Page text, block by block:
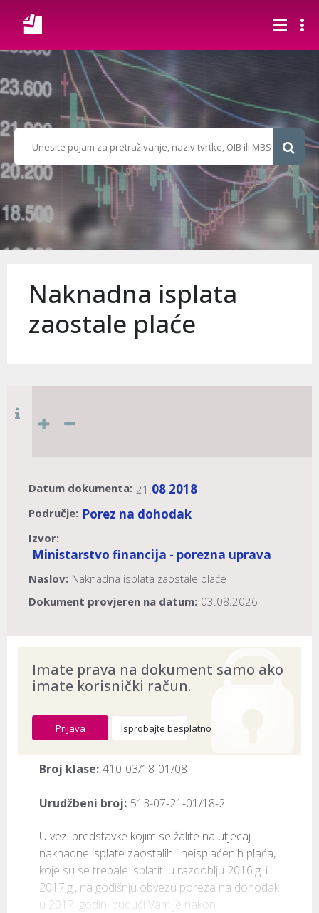
Naknadna isplata
zaostale plaće
Datum dokumenta: 21.08.2018
Područje: Porez na dohodak
Izvor:
Ministarstvo financija - porezna uprava
Naslov: Naknadna isplata zaostale plaće
Dokument provjeren na datum: 03.08.2026
Imate prava na dokument samo ako
imate korisnički račun.
Prijava Isprobajte besplatno
Broj klase: 410-03/18-01/08
Urudžbeni broj: 513-07-21-01/18-2
U vezi predstavke kojim se žalite na utjecaj
naknadne isplate zaostalih i neisplaćenih plaća,
koje su se trebale isplatiti u razdoblju 2016.g. i
2017.g., na godišnju obvezu poreza na dohodak
u 2017. godini budući Vam je nakon